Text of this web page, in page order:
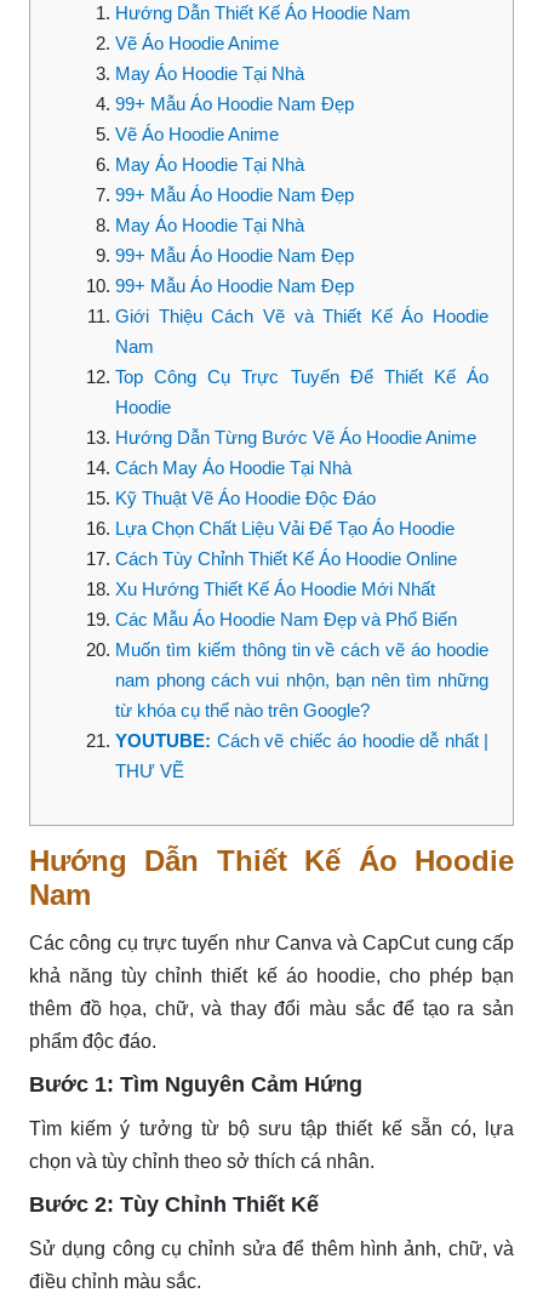
Hướng Dẫn Thiết Kế Áo Hoodie Nam
Vẽ Áo Hoodie Anime
May Áo Hoodie Tại Nhà
99+ Mẫu Áo Hoodie Nam Đẹp
Vẽ Áo Hoodie Anime
May Áo Hoodie Tại Nhà
99+ Mẫu Áo Hoodie Nam Đẹp
May Áo Hoodie Tại Nhà
99+ Mẫu Áo Hoodie Nam Đẹp
99+ Mẫu Áo Hoodie Nam Đẹp
Giới Thiệu Cách Vẽ và Thiết Kế Áo Hoodie
Nam
Top Công Cụ Trực Tuyến Để Thiết Kế Áo
Hoodie
Hướng Dẫn Từng Bước Vẽ Áo Hoodie Anime
Cách May Áo Hoodie Tại Nhà
Kỹ Thuật Vẽ Áo Hoodie Độc Đáo
Lựa Chọn Chất Liệu Vải Để Tạo Áo Hoodie
Cách Tùy Chỉnh Thiết Kế Áo Hoodie Online
Xu Hướng Thiết Kế Áo Hoodie Mới Nhất
Các Mẫu Áo Hoodie Nam Đẹp và Phổ Biến
Muốn tìm kiếm thông tin về cách vẽ áo hoodie
nam phong cách vui nhộn, bạn nên tìm những
từ khóa cụ thể nào trên Google?
YOUTUBE: Cách vẽ chiếc áo hoodie dễ nhất |
THƯ VẼ
Hướng Dẫn Thiết Kế Áo Hoodie
Nam
Các công cụ trực tuyến như Canva và CapCut cung cấp
khả năng tùy chỉnh thiết kế áo hoodie, cho phép bạn
thêm đồ họa, chữ, và thay đổi màu sắc để tạo ra sản
phẩm độc đáo.
Bước 1: Tìm Nguyên Cảm Hứng
Tìm kiếm ý tưởng từ bộ sưu tập thiết kế sẵn có, lựa
chọn và tùy chỉnh theo sở thích cá nhân.
Bước 2: Tùy Chỉnh Thiết Kế
Sử dụng công cụ chỉnh sửa để thêm hình ảnh, chữ, và
điều chỉnh màu sắc.